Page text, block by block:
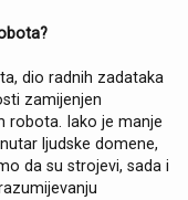
dio radnih zadataka
zamijenjen
robota. Iako je manje
ljudske domene,
da su strojevi, sada i